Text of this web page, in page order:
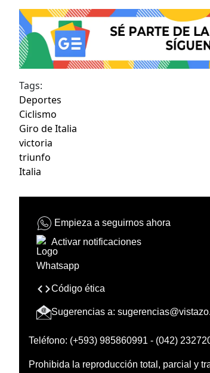
Tags:
Deportes
Ciclismo
Giro de Italia
victoria
triunfo
Italia
Empieza a seguirnos ahora
Activar notificaciones
Código ética
Sugerencias a:
Teléfono: (+593) 985860991 - (042)
Prohibida la reproducción total, parcial y